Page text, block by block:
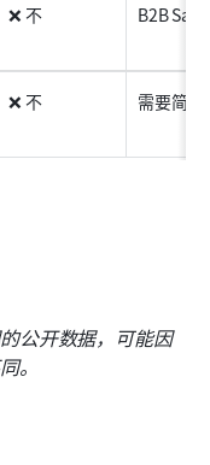
❌ 不 B2B
❌ 不 需要简
公开数据，可能因
。